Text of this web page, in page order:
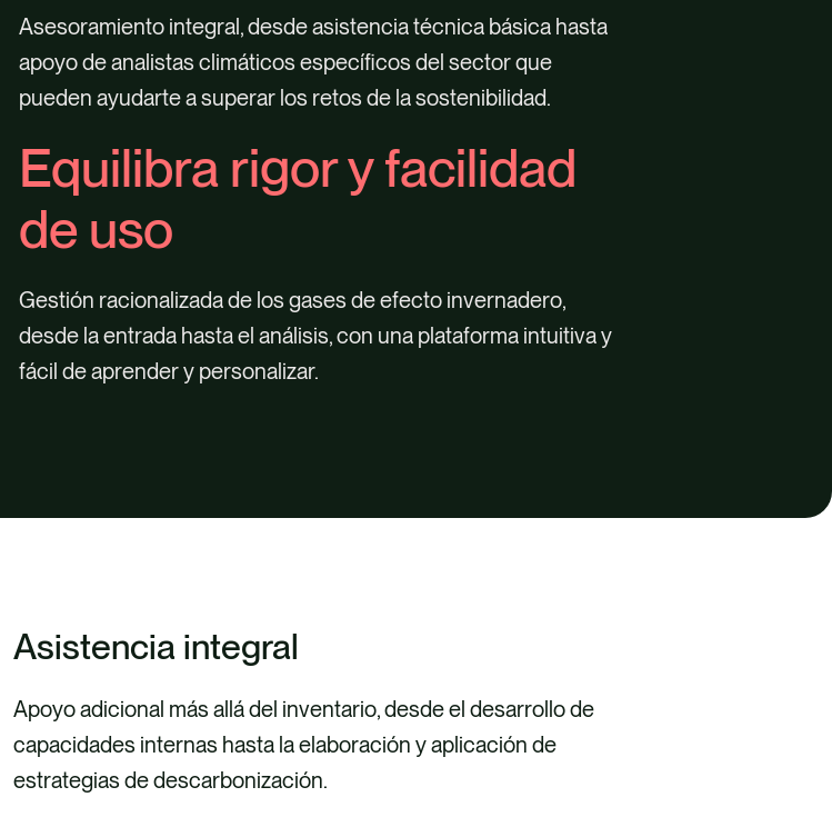
Asesoramiento integral, desde asistencia técnica básica hasta
apoyo de analistas climáticos específicos del sector que
pueden ayudarte a superar los retos de la sostenibilidad.
Equilibra rigor y facilidad
de uso
Gestión racionalizada de los gases de efecto invernadero,
desde la entrada hasta el análisis, con una plataforma intuitiva y
fácil de aprender y personalizar.
Asistencia integral
Apoyo adicional más allá del inventario, desde el desarrollo de
capacidades internas hasta la elaboración y aplicación de
estrategias de descarbonización.